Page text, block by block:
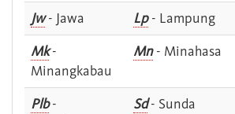
Jw- Jawa Lp- Lampung
Mk-
Minangkabau
Mn- Minahasa
Plb-
Sd- Sunda